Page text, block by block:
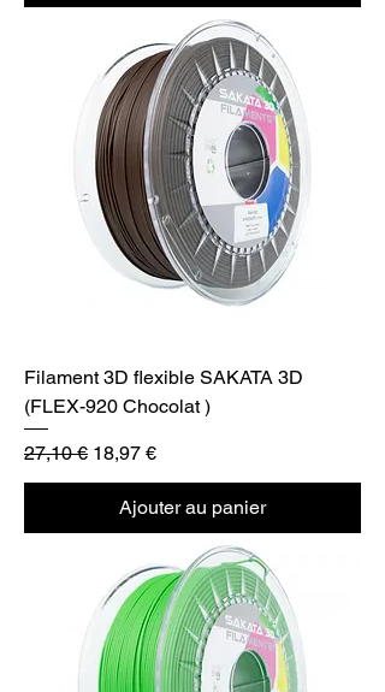
Filament 3D flexible SAKATA 3D
(FLEX-920 Chocolat )
Prix original
27,10 € Prix promotionnel
18,97 €
Ajouter au panier